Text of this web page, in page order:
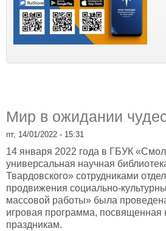
Мир в ожидании
пт, 14/01/2022 - 15:31
14 января 2022 года в ГБУК
универсальная научная
Твардовского» сотрудниками
продвижения социально-
массовой работы» была
игровая программа, посвященная
праздникам.